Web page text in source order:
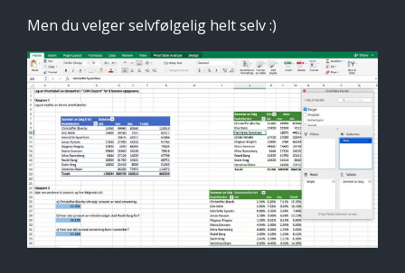
Men du velger selvfølgelig helt selv :)